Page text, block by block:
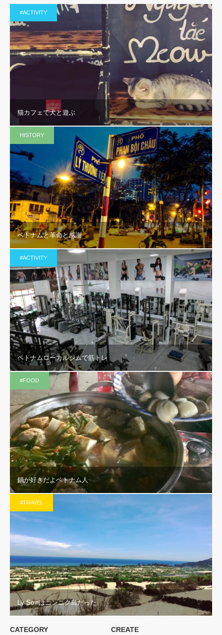
#ACTIVITY
猫カフェで犬と遊ぶ
HISTORY
ベトナムと革命と感謝
#ACTIVITY
ベトナムローカルジムで筋トレ
#FOOD
鍋が好きだよベトナム人
#TRAVEL
Lý Sơnはニンニク島だった
CATEGORY CREATE